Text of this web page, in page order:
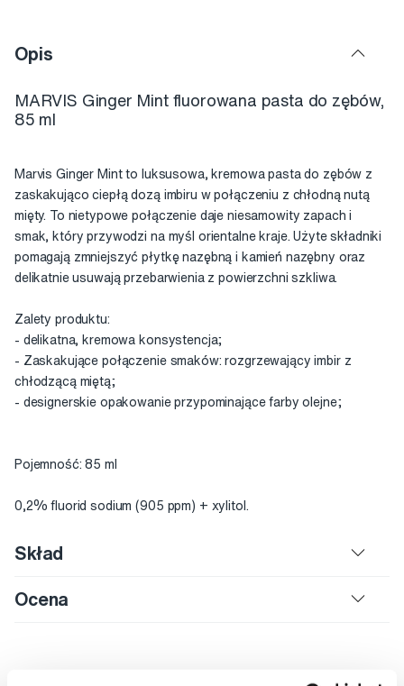
Opis
MARVIS Ginger Mint fluorowana pasta do zębów,
85 ml
Marvis Ginger Mint to luksusowa, kremowa pasta do zębów z
zaskakująco ciepłą dozą imbiru w połączeniu z chłodną nutą
mięty. To nietypowe połączenie daje niesamowity zapach i
smak, który przywodzi na myśl orientalne kraje. Użyte składniki
pomagają zmniejszyć płytkę nazębną i kamień nazębny oraz
delikatnie usuwają przebarwienia z powierzchni szkliwa.
Zalety produktu:
- delikatna, kremowa konsystencja;
- Zaskakujące połączenie smaków: rozgrzewający imbir z
chłodzącą miętą;
- designerskie opakowanie przypominające farby olejne;
Pojemność: 85 ml
0,2% fluorid sodium (905 ppm) + xylitol.
Skład
Ocena